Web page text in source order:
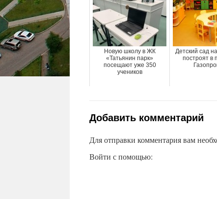
Новую школу в ЖК
«Татьянин парк»
посещают уже 350
учеников
Детский сад
построят в
Добавить комментарий
Для отправки комментария вам
Войти с помощью: